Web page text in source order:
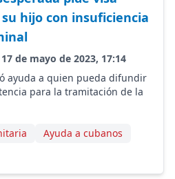
hijo con insuficiencia
de mayo de 2023, 17:14
ayuda a quien pueda difundir
para la tramitación de la
Ayuda a cubanos